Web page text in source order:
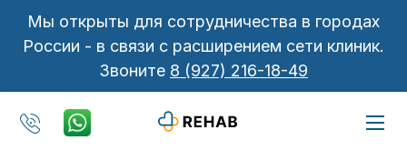
Мы открыты для сотрудничества в городах
России - в связи с расширением сети клиник.
Звоните 8 (927) 216-18-49